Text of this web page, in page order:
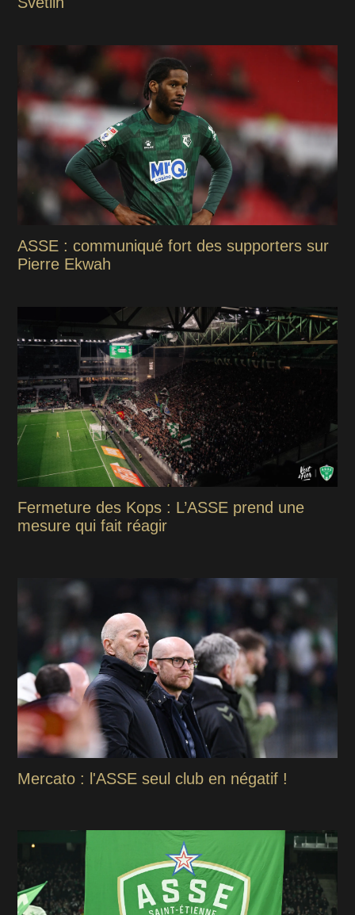
ASSE : communiqué fort des supporters sur
Pierre Ekwah
Fermeture des Kops : L’ASSE prend une
mesure qui fait réagir
Mercato : l'ASSE seul club en négatif !